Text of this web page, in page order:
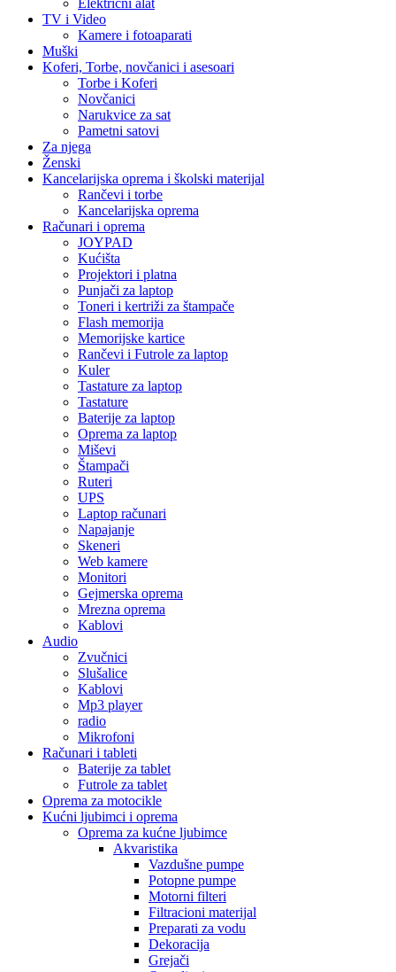
Električni alat
TV i Video
Kamere i fotoaparati
Muški
Koferi, Torbe, novčanici i asesoari
Torbe i Koferi
Novčanici
Narukvice za sat
Pametni satovi
Za njega
Ženski
Kancelarijska oprema i školski materijal
Rančevi i torbe
Kancelarijska oprema
Računari i oprema
JOYPAD
Kućišta
Projektori i platna
Punjači za laptop
Toneri i kertriži za štampače
Flash memorija
Memorijske kartice
Rančevi i Futrole za laptop
Kuler
Tastature za laptop
Tastature
Baterije za laptop
Oprema za laptop
Miševi
Štampači
Ruteri
UPS
Laptop računari
Napajanje
Skeneri
Web kamere
Monitori
Gejmerska oprema
Mrezna oprema
Kablovi
Audio
Zvučnici
Slušalice
Kablovi
Mp3 player
radio
Mikrofoni
Računari i tableti
Baterije za tablet
Futrole za tablet
Oprema za motocikle
Kućni ljubimci i oprema
Oprema za kućne ljubimce
Akvaristika
Vazdušne pumpe
Potopne pumpe
Motorni filteri
Filtracioni materijal
Preparati za vodu
Dekoracija
Grejači